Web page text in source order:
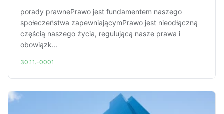
porady prawnePrawo jest fundamentem naszego
społeczeństwa zapewniającymPrawo jest nieodłączną
częścią naszego życia, regulującą nasze prawa i
obowiązk...
30.11.-0001